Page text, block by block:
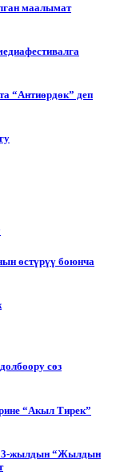
маалымат
“Антиөрдөк” деп
өстүрүү боюнча
сөз
“Акыл Тирек”
жылдын “Жылдын